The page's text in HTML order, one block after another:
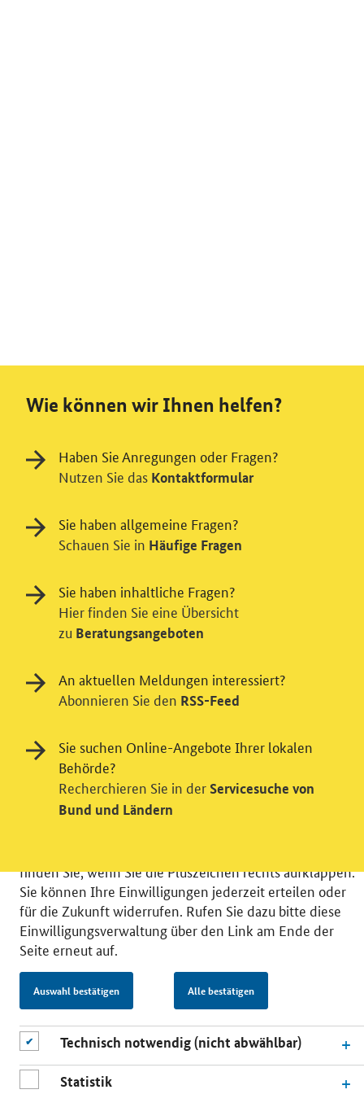
© 2026 Bundesministerium für Wirtschaft und Energie
RSS
Benutzerhinweise
Inhaltsverzeichnis
Impressum
Barrierefreiheit
Datenschutz
Einwilligungsverwaltung
Einwilligung in Tracking und / oder
Videodienst
verschiedene Zusatzdienste unserer Webseite: Wir
möchten die Nutzeraktivität mit Hilfe
datenschutzfreundlicher Statistiken verstehen, um
unsere Öffentlichkeitsarbeit zu verbessern. Zusätzlich
finden Sie, wenn Sie die Pluszeichen rechts aufklappen.
Sie können Ihre Einwilligungen jederzeit erteilen oder
für die Zukunft widerrufen. Rufen Sie dazu bitte diese
Einwilligungsverwaltung über den Link am Ende der
Seite erneut auf.
Auswahl bestätigen Alle bestätigen
Technisch notwendig (nicht abwählbar)
Statistik
Wie können wir Ihnen helfen?
Haben Sie Anregungen oder Fragen?
Nutzen Sie das Kontaktformular
Sie haben allgemeine Fragen?
Schauen Sie in Häufige Fragen
Sie haben inhaltliche Fragen?
Hier finden Sie eine Übersicht
zu Beratungsangeboten
An aktuellen Meldungen interessiert?
Abonnieren Sie den RSS-Feed
Sie suchen Online-Angebote Ihrer lokalen
Behörde?
Recherchieren Sie in der Servicesuche von
Bund und Ländern